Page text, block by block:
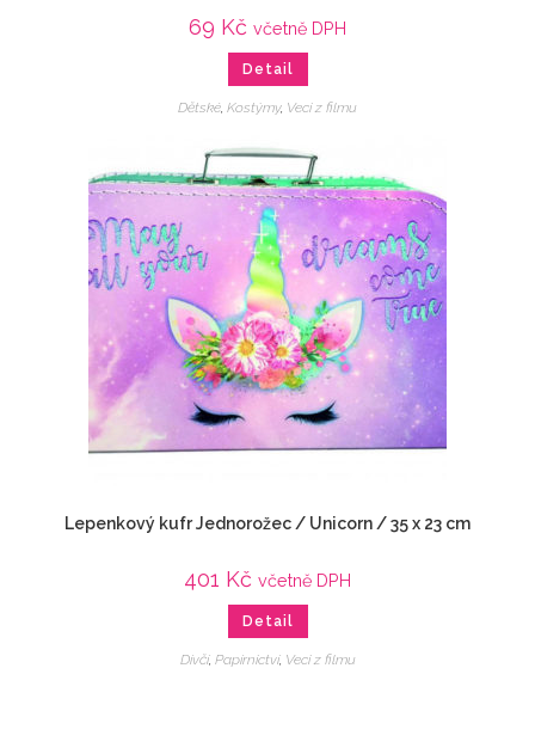
69 Kč včetně DPH
Detail
Dětské, Kostýmy, Veci z filmu
Lepenkový kufr Jednorožec / Unicorn / 35 x 23 cm
401 Kč včetně DPH
Detail
Dívčí, Papírnictví, Veci z filmu